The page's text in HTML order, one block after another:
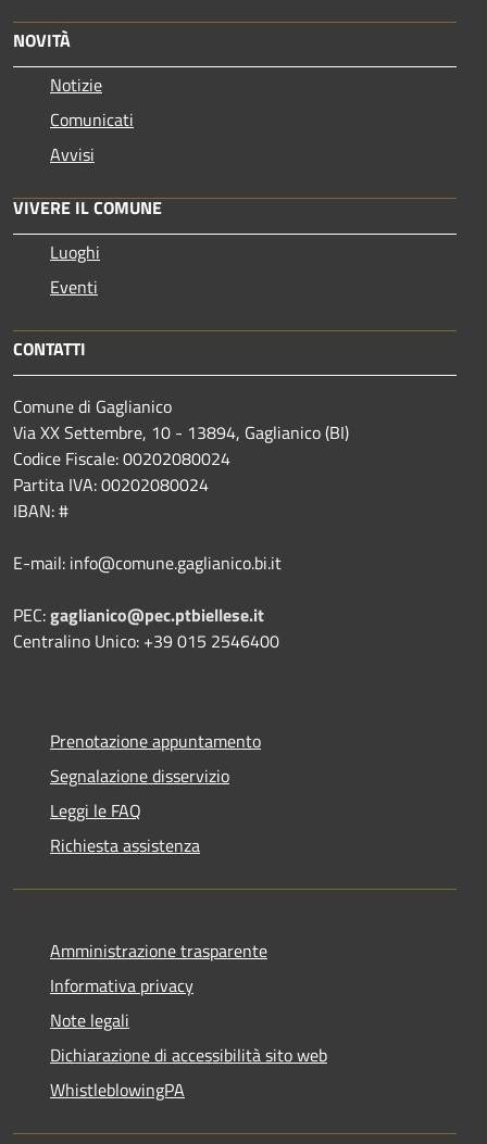
NOVITÀ
Notizie
Comunicati
Avvisi
VIVERE IL COMUNE
Luoghi
Eventi
CONTATTI
Comune di Gaglianico
Via XX Settembre, 10 - 13894, Gaglianico (BI)
Codice Fiscale: 00202080024
Partita IVA: 00202080024
IBAN: #
E-mail: info@comune.gaglianico.bi.it
PEC:gaglianico@pec.ptbiellese.it
Centralino Unico: +39 015 2546400
Prenotazione appuntamento
Segnalazione disservizio
Leggi le FAQ
Richiesta assistenza
Amministrazione trasparente
Informativa privacy
Note legali
Dichiarazione di accessibilità sito web
WhistleblowingPA